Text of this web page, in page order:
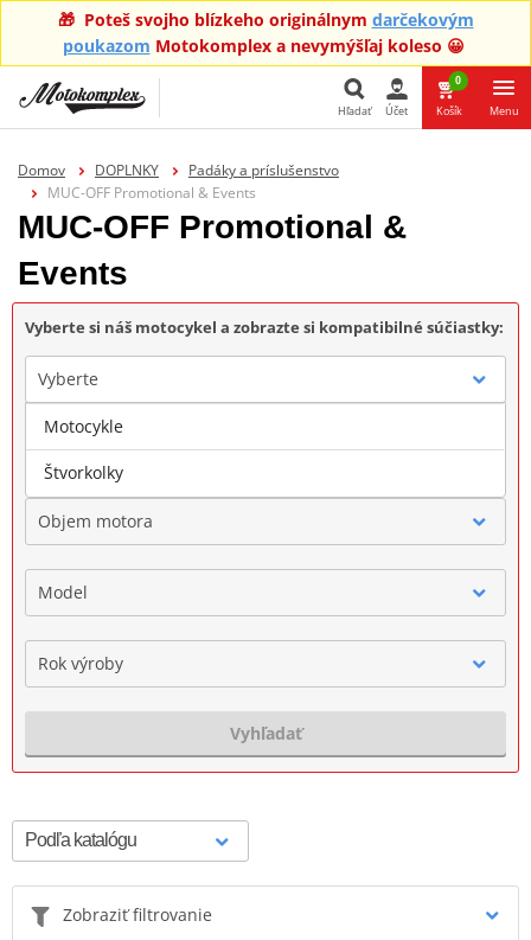
🎁 Poteš svojho blízkeho originálnym darčekovým
poukazom Motokomplex a nevymýšľaj koleso 😀
Hľadať Účet
0
Košík Menu
Domov DOPLNKY
Padáky a príslušenstvo
MUC-OFF Promotional & Events
MUC-OFF Promotional &
Events
Vyberte si náš motocykel a zobrazte si kompatibilné súčiastky:
Vyberte
Značka
Objem motora
Model
Rok výroby
Vyhľadať
Zobraziť filtrovanie
Motocykle
Štvorkolky